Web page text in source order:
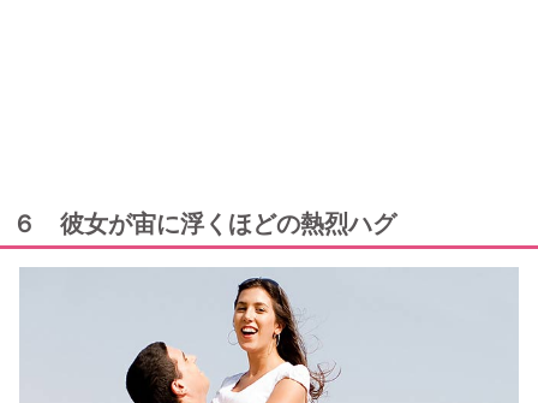
６ 彼女が宙に浮くほどの熱烈ハグ